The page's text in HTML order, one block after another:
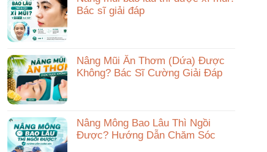
Bác sĩ giải đáp
Nâng Mũi Ăn Thơm (Dứa) Được
Không? Bác Sĩ Cường Giải Đáp
Nâng Mông Bao Lâu Thì Ngồi
Được? Hướng Dẫn Chăm Sóc